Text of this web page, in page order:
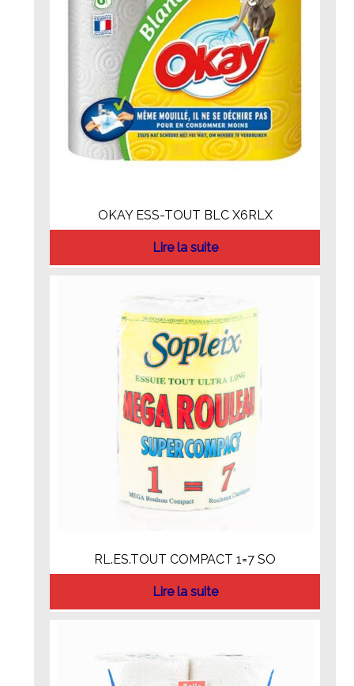
OKAY ESS-TOUT BLC X6RLX
Lire la suite
RL.ES.TOUT COMPACT 1=7 SO
Lire la suite